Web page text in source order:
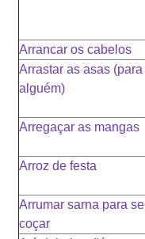
Arrancar os cabelos
Arrastar as asas (para
alguém)
Arregaçar as mangas
Arroz de festa
Arrumar sarna para se
coçar